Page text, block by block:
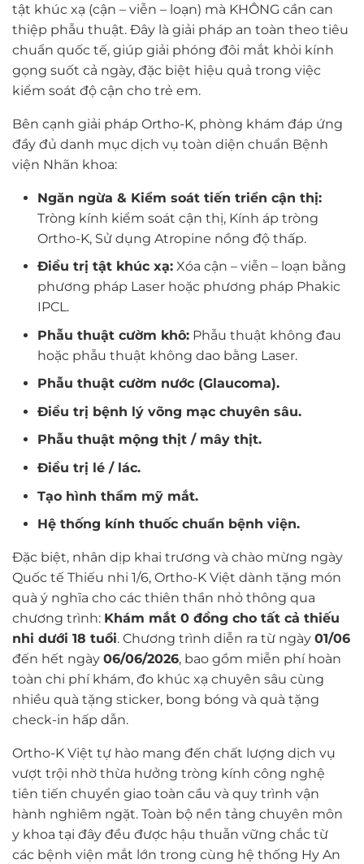
tật khúc xạ (cận – viễn – loạn) mà KHÔNG cần can
thiệp phẫu thuật. Đây là giải pháp an toàn theo tiêu
chuẩn quốc tế, giúp giải phóng đôi mắt khỏi kính
gọng suốt cả ngày, đặc biệt hiệu quả trong việc
kiểm soát độ cận cho trẻ em.
Bên cạnh giải pháp Ortho-K, phòng khám đáp ứng
đầy đủ danh mục dịch vụ toàn diện chuẩn Bệnh
viện Nhãn khoa:
Ngăn ngừa & Kiểm soát tiến triển cận thị:
Tròng kính kiểm soát cận thị, Kính áp tròng
Ortho-K, Sử dụng Atropine nồng độ thấp.
Điều trị tật khúc xạ:Xóa cận – viễn – loạn bằng
phương pháp Laser hoặc phương pháp Phakic
IPCL.
Phẫu thuật cườm khô:Phẫu thuật không đau
hoặc phẫu thuật không dao bằng Laser.
Phẫu thuật cườm nước (Glaucoma).
Điều trị bệnh lý võng mạc chuyên sâu.
Phẫu thuật mộng thịt / mây thịt.
Điều trị lé / lác.
Tạo hình thẩm mỹ mắt.
Hệ thống kính thuốc chuẩn bệnh viện.
Đặc biệt, nhân dịp khai trương và chào mừng ngày
Quốc tế Thiếu nhi 1/6, Ortho-K Việt dành tặng món
quà ý nghĩa cho các thiên thần nhỏ thông qua
chương trình: Khám mắt 0 đồng cho tất cả thiếu
nhi dưới 18 tuổi. Chương trình diễn ra từ ngày 01/06
đến hết ngày 06/06/2026, bao gồm miễn phí hoàn
toàn chi phí khám, đo khúc xạ chuyên sâu cùng
nhiều quà tặng sticker, bong bóng và quà tặng
check-in hấp dẫn.
Ortho-K Việt tự hào mang đến chất lượng dịch vụ
vượt trội nhờ thừa hưởng tròng kính công nghệ
tiên tiến chuyển giao toàn cầu và quy trình vận
hành nghiêm ngặt. Toàn bộ nền tảng chuyên môn
y khoa tại đây đều được hậu thuẫn vững chắc từ
các bệnh viện mắt lớn trong cùng hệ thống Hy An